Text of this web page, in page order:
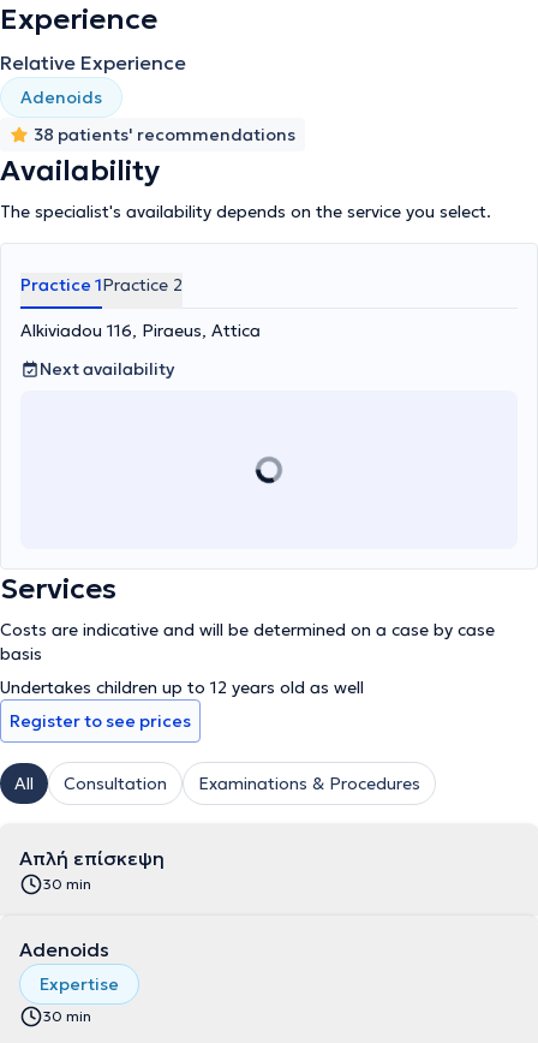
Experience
Relative Experience
Adenoids
38 patients' recommendations
Availability
The specialist's availability depends on the service you select.
Practice 1Practice 2
Alkiviadou 116, Piraeus, Attica
Next availability
Services
Costs are indicative and will be determined on a case by case
basis
Undertakes children up to 12 years old as well
Register to see prices
All Consultation Examinations & Procedures
Απλή επίσκεψη
30 min
Adenoids
Expertise
30 min